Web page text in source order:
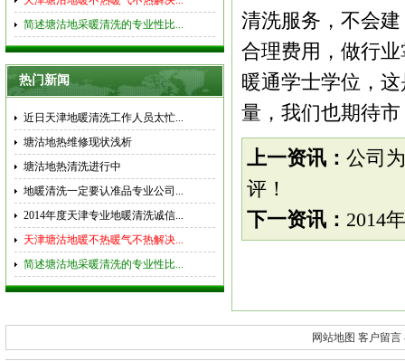
简述塘沽地采暖清洗的专业性比...
热门新闻
近日天津地暖清洗工作人员太忙...
塘沽地热维修现状浅析
塘沽地热清洗进行中
地暖清洗一定要认准品专业公司...
2014年度天津专业地暖清洗诚信...
天津塘沽地暖不热暖气不热解决...
简述塘沽地采暖清洗的专业性比...
清洗服务，不会
合理费用，做行
暖通学士学位，
量，我们也期待
上一资讯： 公司
评！
下一资讯： 2014
网站地图 客户留言